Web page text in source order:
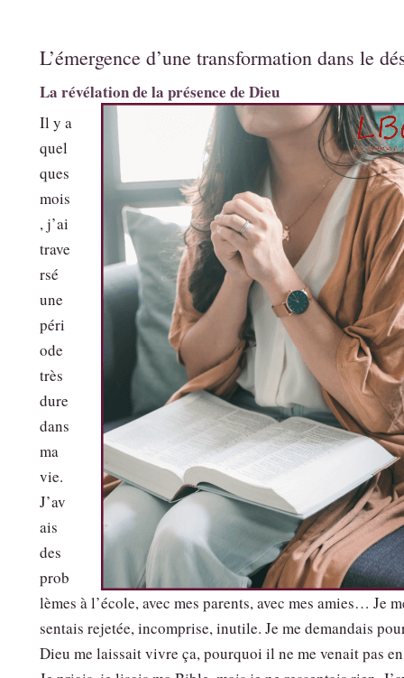
L’émergence d’une transformation dans le
La révélation de la présence de Dieu
Il y a
quel
ques
mois
, j’ai
trave
rsé
une
péri
ode
très
dure
dans
ma
vie.
J’av
ais
des
prob
lèmes à l’école, avec mes parents, avec mes amies… Je
sentais rejetée, incomprise, inutile. Je me demandais
Dieu me laissait vivre ça, pourquoi il ne me venait pas